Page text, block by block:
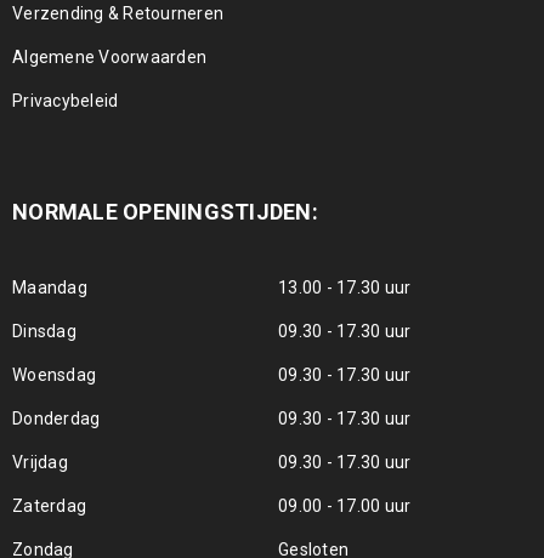
Verzending & Retourneren
Algemene Voorwaarden
Privacybeleid
NORMALE OPENINGSTIJDEN:
Maandag 13.00 - 17.30 uur
Dinsdag 09.30 - 17.30 uur
Woensdag 09.30 - 17.30 uur
Donderdag 09.30 - 17.30 uur
Vrijdag 09.30 - 17.30 uur
Zaterdag 09.00 - 17.00 uur
Zondag Gesloten